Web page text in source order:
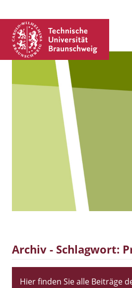
Archiv - Schlagwort:
Hier finden Sie alle Beiträge